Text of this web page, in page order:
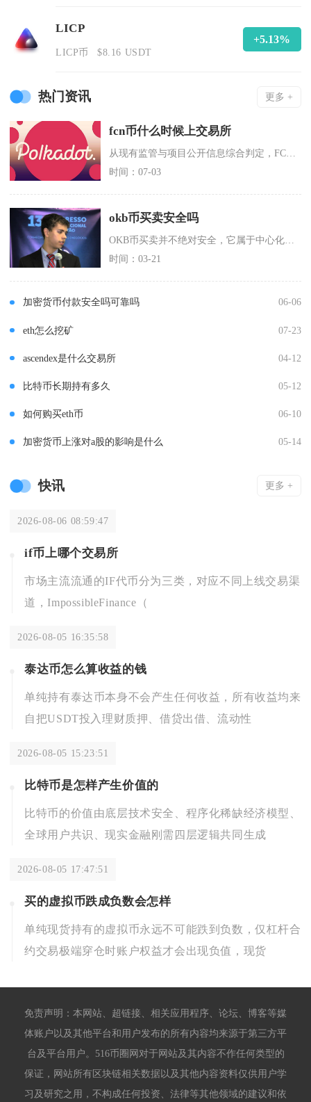
LICP
LICP币 $8.16 USDT
+5.13%
热门资讯 更多 +
fcn币什么时候上交易所
时间：07-03
okb币买卖安全吗
时间：03-21
加密货币付款安全吗可靠吗 06-06
eth怎么挖矿 07-23
ascendex是什么交易所 04-12
比特币长期持有多久 05-12
如何购买eth币 06-10
加密货币上涨对a股的影响是什么 05-14
快讯 更多 +
2026-08-06 08:59:47
if币上哪个交易所
市场主流流通的IF代币分为三类，对应不同上线交易渠
道，ImpossibleFinance（
2026-08-05 16:35:58
泰达币怎么算收益的钱
单纯持有泰达币本身不会产生任何收益，所有收益均来
自把USDT投入理财质押、借贷出借、流动性
2026-08-05 15:23:51
比特币是怎样产生价值的
比特币的价值由底层技术安全、程序化稀缺经济模型、
全球用户共识、现实金融刚需四层逻辑共同生成
2026-08-05 17:47:51
买的虚拟币跌成负数会怎样
单纯现货持有的虚拟币永远不可能跌到负数，仅杠杆合
约交易极端穿仓时账户权益才会出现负值，现货
免责声明：本网站、超链接、相关应用程序、论坛、博客等媒
体账户以及其他平台和用户发布的所有内容均来源于第三方平
台及平台用户。516币圈网对于网站及其内容不作任何类型的
保证，网站所有区块链相关数据以及其他内容资料仅供用户学
习及研究之用，不构成任何投资、法律等其他领域的建议和依